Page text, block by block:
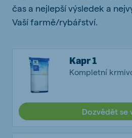
čas a nejlepší výsledek a
Vaší farmě/rybářství.
Kapr 1
Kompletní
Dozvědět se